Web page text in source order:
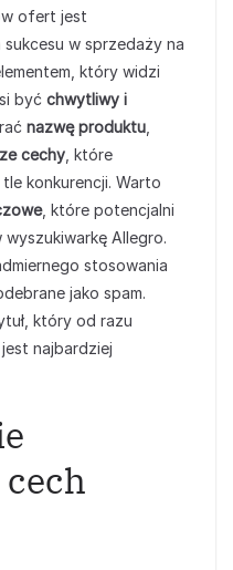
ofert jest
w sprzedaży na
który widzi
być chwytliwy i
nazwę produktu
cechy , które
konkurencji. Warto
, które potencjalni
Allegro.
stosowania
jako spam.
który od razu
najbardziej